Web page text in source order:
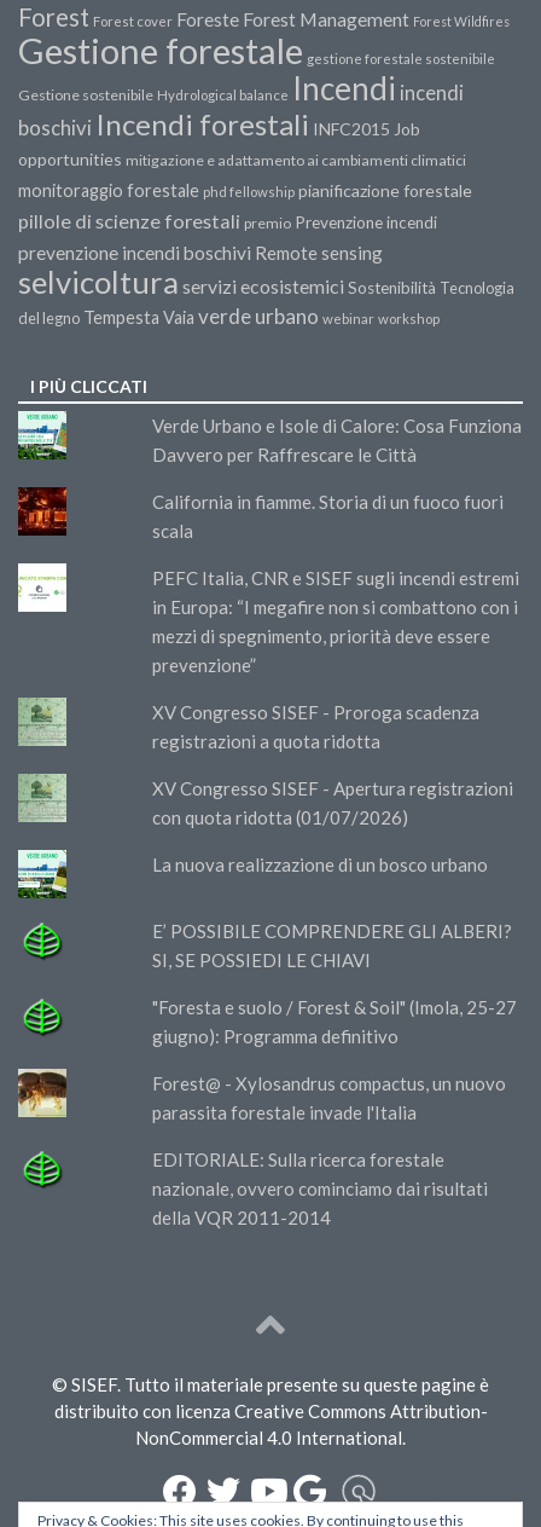
Forest Forest cover Foreste Forest Management Forest Wildfires
Gestione forestale gestione forestale sostenibile
Gestione sostenibile Hydrological balance Incendi incendi
boschivi Incendi forestali INFC2015 Job
opportunities mitigazione e adattamento ai cambiamenti climatici
monitoraggio forestale phd fellowship pianificazione forestale
pillole di scienze forestali premio Prevenzione incendi
prevenzione incendi boschivi Remote sensing
selvicoltura servizi ecosistemici Sostenibilità Tecnologia
del legno Tempesta Vaia verde urbano webinar workshop
I PIÙ CLICCATI
Verde Urbano e Isole di Calore: Cosa Funziona
Davvero per Raffrescare le Città
California in fiamme. Storia di un fuoco fuori
scala
PEFC Italia, CNR e SISEF sugli incendi estremi
in Europa: “I megafire non si combattono con i
mezzi di spegnimento, priorità deve essere
prevenzione”
XV Congresso SISEF - Proroga scadenza
registrazioni a quota ridotta
XV Congresso SISEF - Apertura registrazioni
con quota ridotta (01/07/2026)
La nuova realizzazione di un bosco urbano
E’ POSSIBILE COMPRENDERE GLI ALBERI?
SI, SE POSSIEDI LE CHIAVI
"Foresta e suolo / Forest & Soil" (Imola, 25-27
giugno): Programma definitivo
Forest@ - Xylosandrus compactus, un nuovo
parassita forestale invade l'Italia
EDITORIALE: Sulla ricerca forestale
nazionale, ovvero cominciamo dai risultati
della VQR 2011-2014
© SISEF. Tutto il materiale presente su queste pagine è
distribuito con licenza Creative Commons Attribution-
NonCommercial 4.0 International.
Privacy & Cookies: This site uses cookies. By continuing to use this